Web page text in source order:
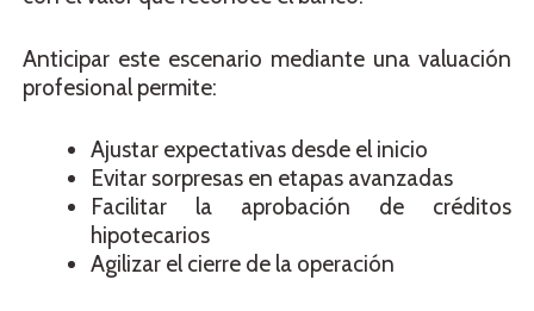
Anticipar este escenario mediante una valuación
profesional permite:
Ajustar expectativas desde el inicio
Evitar sorpresas en etapas avanzadas
Facilitar la aprobación de créditos
hipotecarios
Agilizar el cierre de la operación